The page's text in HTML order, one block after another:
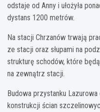
odstaje od Anny i ułożyła
dystans 1200 metrów.
Na stacji Chrzanów trwają
ze stacji oraz słupami na
strukturę schodów, które
na zewnątrz stacji.
Budowa przystanku
konstrukcji ścian